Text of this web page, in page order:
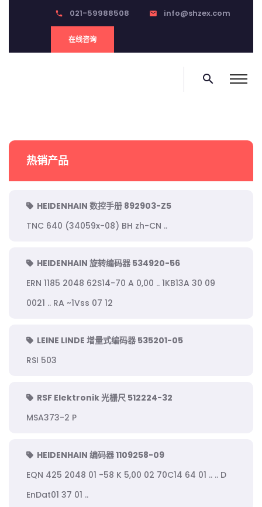
phone 021-59988508 email info@shzex.com
在线咨询
search
热销产品
HEIDENHAIN 数控手册 892903-Z5
TNC 640 (34059x-08) BH zh-CN ..
HEIDENHAIN 旋转编码器 534920-56
ERN 1185 2048 62S14-70 A 0,00 .. 1KB13A 30 09
0021 .. RA ~1Vss 07 12
LEINE LINDE 增量式编码器 535201-05
RSI 503
RSF Elektronik 光栅尺 512224-32
MSA373-2 P
HEIDENHAIN 编码器 1109258-09
EQN 425 2048 01 -58 K 5,00 02 70C14 64 01 .. .. D
EnDat01 37 01 ..